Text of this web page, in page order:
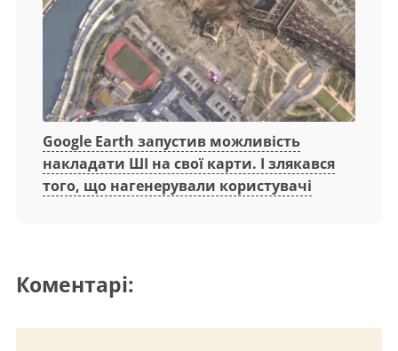
Google Earth запустив можливість
накладати ШІ на свої карти. І злякався
того, що нагенерували користувачі
Коментарі: